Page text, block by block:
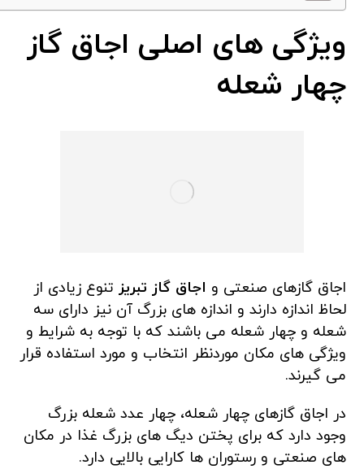
ویژگی های اصلی اجاق گاز
چهار شعله
اجاق گازهای صنعتی و اجاق گاز تبریز تنوع زیادی از
لحاظ اندازه دارند و اندازه های بزرگ آن نیز دارای سه
شعله و چهار شعله می باشند که با توجه به شرایط و
ویژگی های مکان موردنظر انتخاب و مورد استفاده قرار
می گیرند.
در اجاق گازهای چهار شعله، چهار عدد شعله بزرگ
وجود دارد که برای پختن دیگ های بزرگ غذا در مکان
های صنعتی و رستوران ها کارایی بالایی دارد.